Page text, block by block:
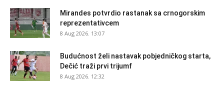
Mirandes potvrdio rastanak sa crnogorskim
reprezentativcem
8 Aug 2026. 13:07
Budućnost želi nastavak pobjedničkog starta,
Dečić traži prvi trijumf
8 Aug 2026. 12:32